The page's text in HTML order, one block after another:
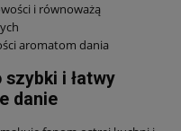
i równoważą
aromatom dania
i łatwy
danie